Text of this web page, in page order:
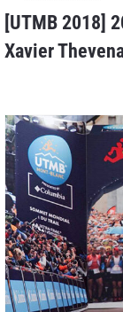
[UTMB 2018]
Xavier